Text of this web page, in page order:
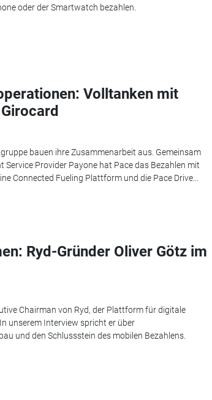
oder der Smartwatch bezahlen.
Volltanken mit
bauen ihre Zusammenarbeit aus. Gemeinsam
Service Provider Payone hat Pace das Bezahlen mit
Connected Fueling Plattform und die Pace Drive...
Ryd-Gründer Oliver Götz im
Chairman von Ryd, der Plattform für digitale
unserem Interview spricht er über
und den Schlussstein des mobilen Bezahlens.